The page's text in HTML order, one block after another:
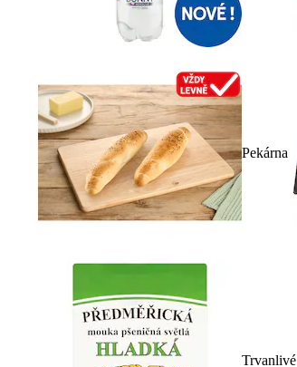
Pekárna
Trvanlivé